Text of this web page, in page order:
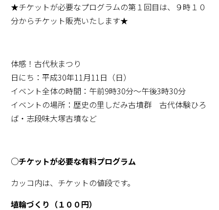
★チケットが必要なプログラムの第１回目は、９時１０
分からチケット販売いたします★
体感！古代秋まつり
日にち：平成30年11月11日（日）
イベント全体の時間：午前9時30分～午後3時30分
イベントの場所：歴史の里しだみ古墳群 古代体験ひろ
ば・志段味大塚古墳など
○チケットが必要な有料プログラム
カッコ内は、チケットの値段です。
埴輪づくり（１００円）